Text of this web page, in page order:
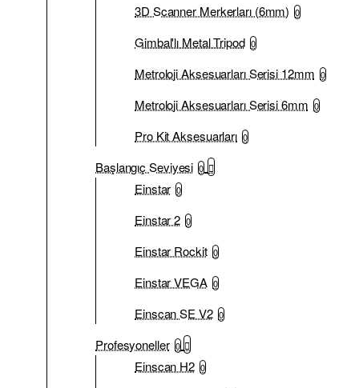
3D Scanner Merkerları (6mm) 0
Gimbal'lı Metal Tripod 0
Metroloji Aksesuarları Serisi 12mm 0
Metroloji Aksesuarları Serisi 6mm 0
Pro Kit Aksesuarları 0
Başlangıç Seviyesi 0
Einstar 0
Einstar 2 0
Einstar Rockit 0
Einstar VEGA 0
Einscan SE V2 0
Profesyoneller 0
Einscan H2 0